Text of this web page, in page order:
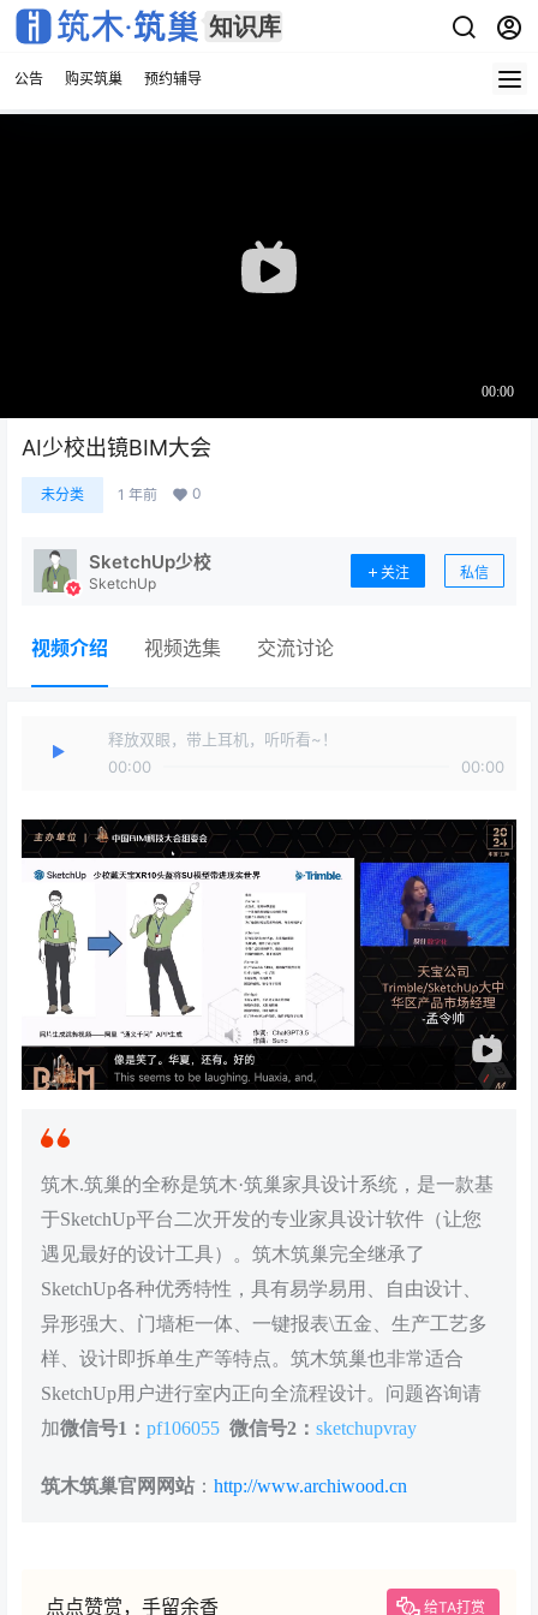
公告 购买筑巢 预约辅导
AI少校出镜BIM大会
未分类 1 年前 0
SketchUp少校
SketchUp
关注 私信
视频介绍 视频选集 交流讨论
释放双眼，带上耳机，听听看~！
00:00
00:00
筑木.筑巢的全称是筑木·筑巢家具设计系统，是一款基
于SketchUp平台二次开发的专业家具设计软件（让您
遇见最好的设计工具）。筑木筑巢完全继承了
SketchUp各种优秀特性，具有易学易用、自由设计、
异形强大、门墙柜一体、一键报表\五金、生产工艺多
样、设计即拆单生产等特点。筑木筑巢也非常适合
SketchUp用户进行室内正向全流程设计。问题咨询请
加微信号1： pf106055 微信号2： sketchupvray
筑木筑巢官网网站 ： http://www.archiwood.cn
点点赞赏，手留余香 给TA打赏